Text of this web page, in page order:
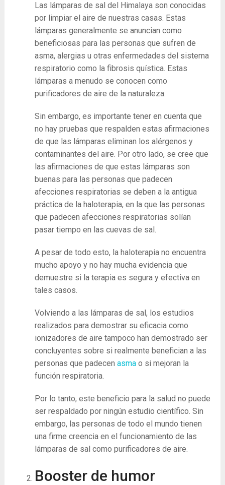
Las lámparas de sal del Himalaya son conocidas
por limpiar el aire de nuestras casas. Estas
lámparas generalmente se anuncian como
beneficiosas para las personas que sufren de
asma, alergias u otras enfermedades del sistema
respiratorio como la fibrosis quística. Estas
lámparas a menudo se conocen como
purificadores de aire de la naturaleza.
Sin embargo, es importante tener en cuenta que
no hay pruebas que respalden estas afirmaciones
de que las lámparas eliminan los alérgenos y
contaminantes del aire. Por otro lado, se cree que
las afirmaciones de que estas lámparas son
buenas para las personas que padecen
afecciones respiratorias se deben a la antigua
práctica de la haloterapia, en la que las personas
que padecen afecciones respiratorias solían
pasar tiempo en las cuevas de sal.
A pesar de todo esto, la haloterapia no encuentra
mucho apoyo y no hay mucha evidencia que
demuestre si la terapia es segura y efectiva en
tales casos.
Volviendo a las lámparas de sal, los estudios
realizados para demostrar su eficacia como
ionizadores de aire tampoco han demostrado ser
concluyentes sobre si realmente benefician a las
personas que padecen asmao si mejoran la
función respiratoria.
Por lo tanto, este beneficio para la salud no puede
ser respaldado por ningún estudio científico. Sin
embargo, las personas de todo el mundo tienen
una firme creencia en el funcionamiento de las
lámparas de sal como purificadores de aire.
Booster de humor